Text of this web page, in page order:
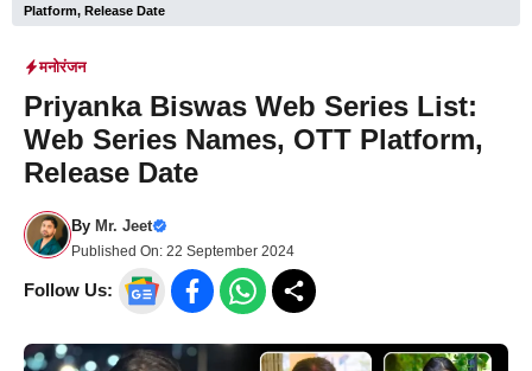
Platform, Release Date
मनोरंजन
Priyanka Biswas Web Series List:
Web Series Names, OTT Platform,
Release Date
By Mr. Jeet
Published On: 22 September 2024
Follow Us: